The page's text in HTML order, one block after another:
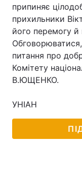
Україна
Економіка
Спорт
Техно і зв'язок
Зброя
припиняє
прихильники
його перемогу й
питання про
Комітету
В.ЮЩЕНКО.
УНІАН